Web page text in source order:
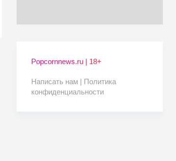
Popcornnews.ru | 18+
Написать нам | Политика
конфиденциальности